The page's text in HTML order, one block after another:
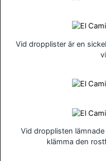
Vid dropplister är en
Vid dropplisten
klämma den